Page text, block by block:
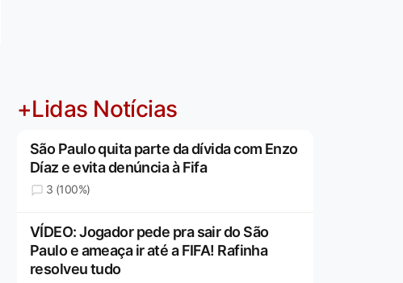
+Lidas Notícias
São Paulo quita parte da dívida com Enzo
Díaz e evita denúncia à Fifa
3 (100%)
VÍDEO: Jogador pede pra sair do São
Paulo e ameaça ir até a FIFA! Rafinha
resolveu tudo